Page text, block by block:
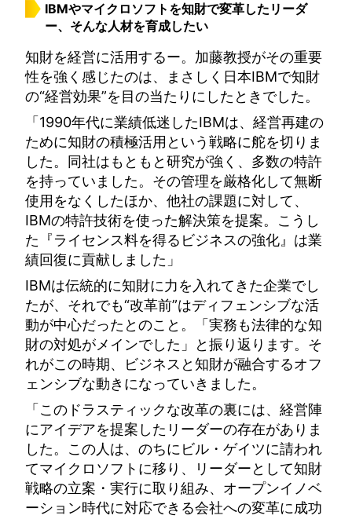
IBMやマイクロソフトを知財で変革したリーダ
ー、そんな人材を育成したい
知財を経営に活用するー。加藤教授がその重要
性を強く感じたのは、まさしく日本IBMで知財
の“経営効果”を目の当たりにしたときでした。
「1990年代に業績低迷したIBMは、経営再建の
ために知財の積極活用という戦略に舵を切りま
した。同社はもともと研究が強く、多数の特許
を持っていました。その管理を厳格化して無断
使用をなくしたほか、他社の課題に対して、
IBMの特許技術を使った解決策を提案。こうし
た『ライセンス料を得るビジネスの強化』は業
績回復に貢献しました」
IBMは伝統的に知財に力を入れてきた企業でし
たが、それでも“改革前”はディフェンシブな活
動が中心だったとのこと。「実務も法律的な知
財の対処がメインでした」と振り返ります。そ
れがこの時期、ビジネスと知財が融合するオフ
ェンシブな動きになっていきました。
「このドラスティックな改革の裏には、経営陣
にアイデアを提案したリーダーの存在がありま
した。この人は、のちにビル・ゲイツに請われ
てマイクロソフトに移り、リーダーとして知財
戦略の立案・実行に取り組み、オープンイノベ
ーション時代に対応できる会社への変革に成功